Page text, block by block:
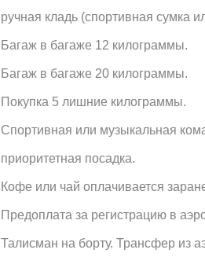
ручная кладь (спортивная сумка
Багаж в багаже 12 килограммы.
Багаж в багаже 20 килограммы.
Покупка 5 лишние килограммы.
Спортивная или музыкальная
приоритетная посадка.
Кофе или чай оплачивается
Предоплата за регистрацию в
Талисман на борту. Трансфер из